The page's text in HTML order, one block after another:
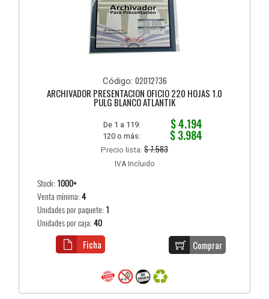
Código: 02012736
ARCHIVADOR PRESENTACION OFICIO 220 HOJAS 1.0
PULG BLANCO ATLANTIK
De 1 a 119: $ 4.194
120 o más: $ 3.984
Precio lista: $ 7.583
IVA Incluido
Stock: 1000+
Venta mínima:4
Unidades por paquete: 1
Unidades por caja:40
Comprar
Ficha